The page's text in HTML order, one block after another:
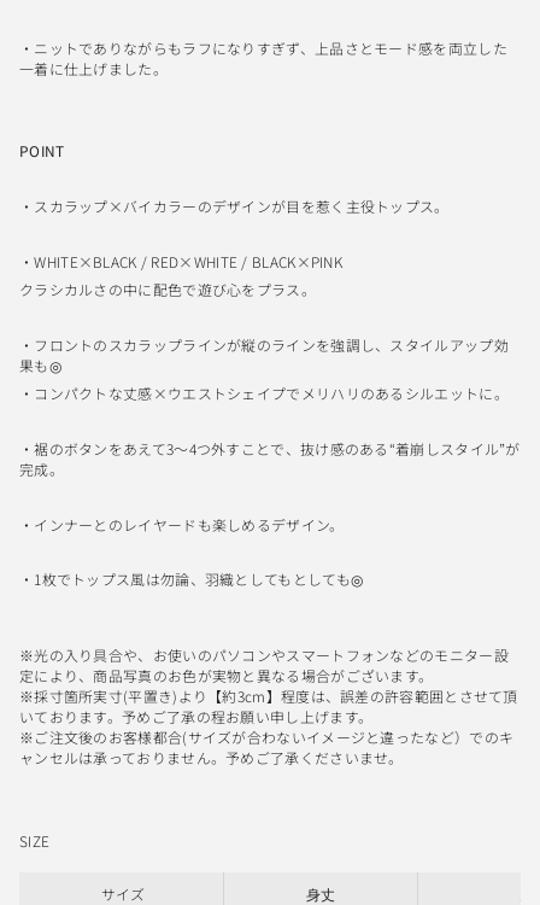
・ニットでありながらもラフになりすぎず、
上品さとモード感を両立した
一着に仕上げました。
POINT
・スカラップ×バイカラーのデザインが目を惹く主役トップス。
・WHITE×BLACK / RED×WHITE / BLACK×PINK
クラシカルさの中に配色で遊び心をプラス。
・フロントのスカラップラインが縦のラインを強調し、スタイルアップ効
果も◎
・コンパクトな丈感×ウエストシェイプでメリハリのあるシルエットに。
・裾のボタンをあえて3〜4つ外すことで、 抜け感のある“着崩しスタイル”が
完成。
・インナーとのレイヤードも楽しめるデザイン。
・1枚でトップス風は勿論、羽織としてもとしても◎
※光の入り具合や、お使いのパソコンやスマートフォンなどのモニター設
定により、商品写真のお色が実物と異なる場合がございます。
※採寸箇所実寸(平置き)より【約3cm】程度は、誤差の許容範囲とさせて頂
いております。予めご了承の程お願い申し上げます。
※ご注文後のお客様都合(サイズが合わないイメージと違ったなど）でのキ
ャンセルは承っておりません。予めご了承くださいませ。
SIZE
サイズ 身丈